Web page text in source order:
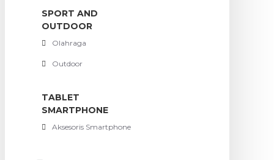
SPORT AND
OUTDOOR
Olahraga
Outdoor
TABLET
SMARTPHONE
Aksesoris Smartphone